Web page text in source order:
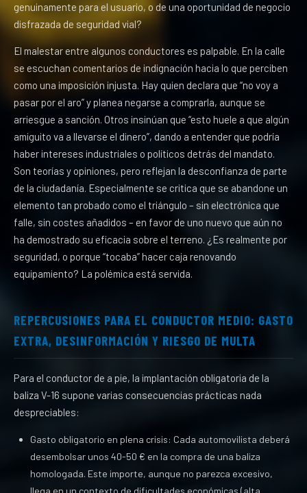
genuinamente para el usuario, o de una oportunidad de negocio
disfrazada de seguridad vial?
El malestar entre algunos conductores es palpable. En la calle
se escuchan comentarios de indignación hacia lo que perciben
como una imposición injusta. Hay quien declara que “no voy a
pasar por el aro” y planea negarse a comprarla, aunque se
arriesgue a sanción. Otros insinúan que “esto huele a que algún
amiguito va a llevarse el dinero”, dando a entender que podría
haber intereses industriales o políticos detrás del mandato.
Son teorías y opiniones, pero reflejan la desconfianza de parte
de la ciudadanía. Especialmente se critica que se abandone un
elemento tan probado como el triángulo – sin electrónica que
falle, sin costes añadidos – en favor de uno nuevo que aún no
ha demostrado su eficacia sobre el terreno. ¿Es realmente por
seguridad, o porque “tocaba” hacer caja renovando
equipamiento? La polémica está servida.
REPERCUSIONES PARA EL CONDUCTOR MEDIO: GASTO
EXTRA, DESINFORMACIÓN Y RIESGO DE MULTA
Para el conductor de a pie, la implantación obligatoria de la
baliza V-16 supone varias consecuencias prácticas nada
despreciables:
Gasto obligatorio en plena crisis: Cada automovilista deberá
desembolsar unos 40-50 € en la compra de una baliza
homologada. Este importe, aunque no parezca excesivo,
llega en un contexto de dificultades económicas (alta